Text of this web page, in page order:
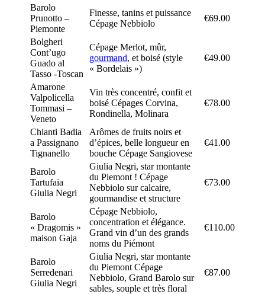
Barolo
Prunotto –
Piemonte
Finesse, tanins et puissance
Cépage Nebbiolo
€69.00
Bolgheri
Cont’ugo
Guado al
Tasso -Toscan
Cépage Merlot, mûr,
gourmand, et boisé (style
« Bordelais »)
€49.00
Amarone
Valpolicella
Tommasi –
Veneto
Vin très concentré, confit et
boisé Cépages Corvina,
Rondinella, Molinara
€78.00
Chianti Badia
a Passignano
Tignanello
Arômes de fruits noirs et
d’épices, belle longueur en
bouche Cépage Sangiovese
€41.00
Barolo
Tartufaia
Giulia Negri
Giulia Negri, star montante
du Piemont ! Cépage
Nebbiolo sur calcaire,
gourmandise et structure
€73.00
Barolo
« Dragomis »
maison Gaja
Cépage Nebbiolo,
concentration et élégance.
Grand vin d’un des grands
noms du Piémont
€110.00
Barolo
Serredenari
Giulia Negri
Giulia Negri, star montante
du Piemont Cépage
Nebbiolo, Grand Barolo sur
sables, souple et très floral
€87.00